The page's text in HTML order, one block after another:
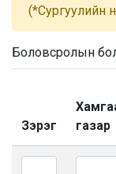
(*Сургуулийн
Боловсролын
Зэрэг
газар